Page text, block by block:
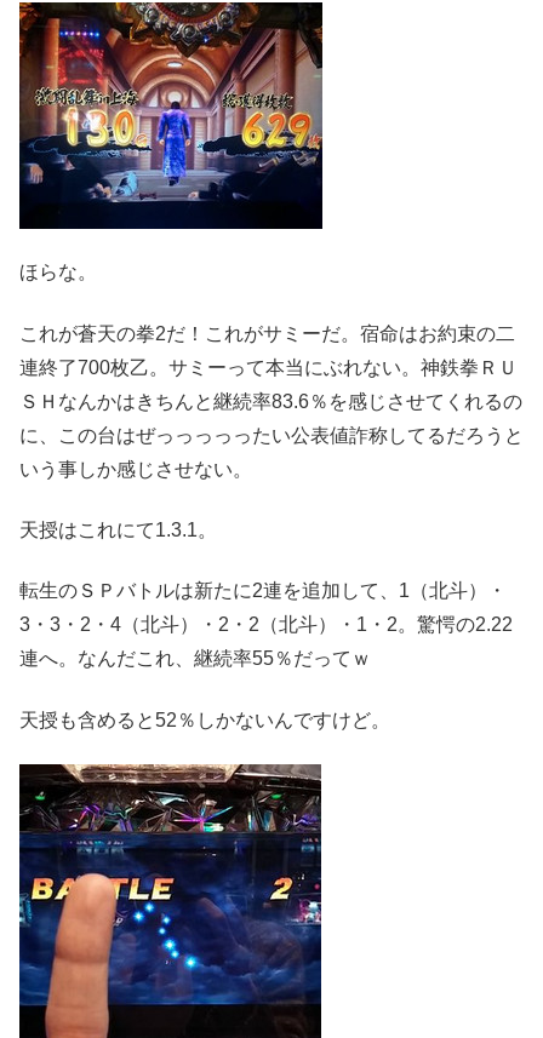
ほらな。
これが蒼天の拳2だ！これがサミーだ。宿命はお約束の二
連終了700枚乙。サミーって本当にぶれない。神鉄拳ＲＵ
ＳＨなんかはきちんと継続率83.6％を感じさせてくれるの
に、この台はぜっっっっったい公表値詐称してるだろうと
いう事しか感じさせない。
天授はこれにて1.3.1。
転生のＳＰバトルは新たに2連を追加して、1（北斗）・
3・3・2・4（北斗）・2・2（北斗）・1・2。驚愕の2.22
連へ。なんだこれ、継続率55％だってｗ
天授も含めると52％しかないんですけど。